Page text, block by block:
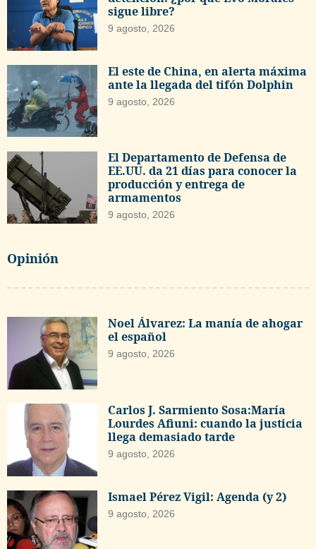
sigue libre?
9 agosto, 2026
El este de China, en alerta máxima
ante la llegada del tifón Dolphin
9 agosto, 2026
El Departamento de Defensa de
EE.UU. da 21 días para conocer la
producción y entrega de
armamentos
9 agosto, 2026
Opinión
Noel Álvarez: La manía de ahogar
el español
9 agosto, 2026
Carlos J. Sarmiento Sosa:María
Lourdes Afiuni: cuando la justicia
llega demasiado tarde
9 agosto, 2026
Ismael Pérez Vigil: Agenda (y 2)
9 agosto, 2026